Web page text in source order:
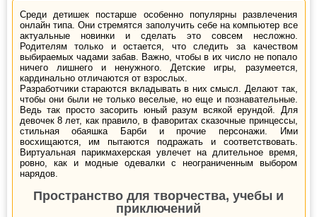
Среди детишек постарше особенно популярны развлечения
онлайн типа. Они стремятся заполучить себе на компьютер все
актуальные новинки и сделать это совсем несложно.
Родителям только и остается, что следить за качеством
выбираемых чадами забав. Важно, чтобы в их число не попало
ничего лишнего и ненужного. Детские игры, разумеется,
кардинально отличаются от взрослых.
Разработчики стараются вкладывать в них смысл. Делают так,
чтобы они были не только веселые, но еще и познавательные.
Ведь так просто засорить юный разум всякой ерундой. Для
девочек 8 лет, как правило, в фаворитах сказочные принцессы,
стильная обаяшка Барби и прочие персонажи. Ими
восхищаются, им пытаются подражать и соответствовать.
Виртуальная парикмахерская увлечет на длительное время,
ровно, как и модные одевалки с неограниченным выбором
нарядов.
Пространство для творчества, учебы и
приключений